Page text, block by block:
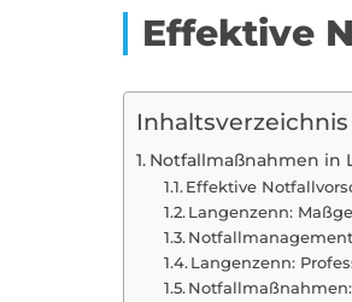
Effektive
Inhaltsverzeichnis
Notfallmaßnahmen in
Effektive
Langenzenn:
Langenzenn: